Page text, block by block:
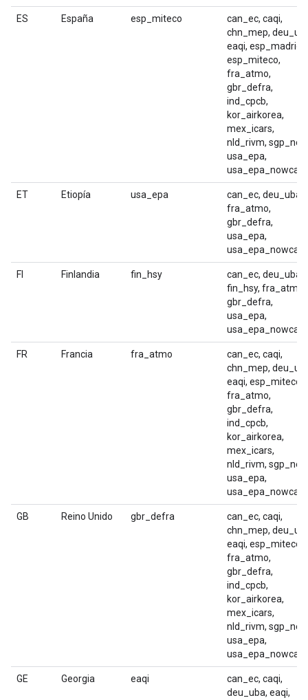
ES España esp_miteco
can_ec, caqi,
chn_mep,
eaqi, esp_madrid,
esp_miteco,
fra_atmo,
gbr_defra,
ind_cpcb,
kor_airkorea,
mex_icars,
nld_rivm, sgp_nea,
usa_epa,
usa_epa_nowcast
ET Etiopía usa_epa
can_ec, deu_uba,
fra_atmo,
gbr_defra,
usa_epa,
usa_epa_nowcast
FI Finlandia fin_hsy
can_ec, deu_uba,
fin_hsy, fra_atmo,
gbr_defra,
usa_epa,
usa_epa_nowcast
FR Francia fra_atmo
can_ec, caqi,
chn_mep,
eaqi, esp_miteco,
fra_atmo,
gbr_defra,
ind_cpcb,
kor_airkorea,
mex_icars,
nld_rivm, sgp_nea,
usa_epa,
usa_epa_nowcast
GB Reino Unido gbr_defra
can_ec, caqi,
chn_mep,
eaqi, esp_miteco,
fra_atmo,
gbr_defra,
ind_cpcb,
kor_airkorea,
mex_icars,
nld_rivm, sgp_nea,
usa_epa,
usa_epa_nowcast
GE Georgia eaqi
can_ec, caqi,
deu_uba, eaqi,